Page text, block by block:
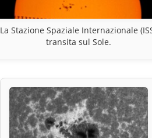
La Stazione Spaziale Internazionale
transita sul Sole.